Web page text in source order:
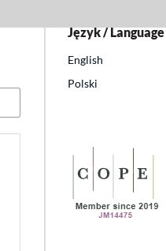
Język / Language
English
Polski